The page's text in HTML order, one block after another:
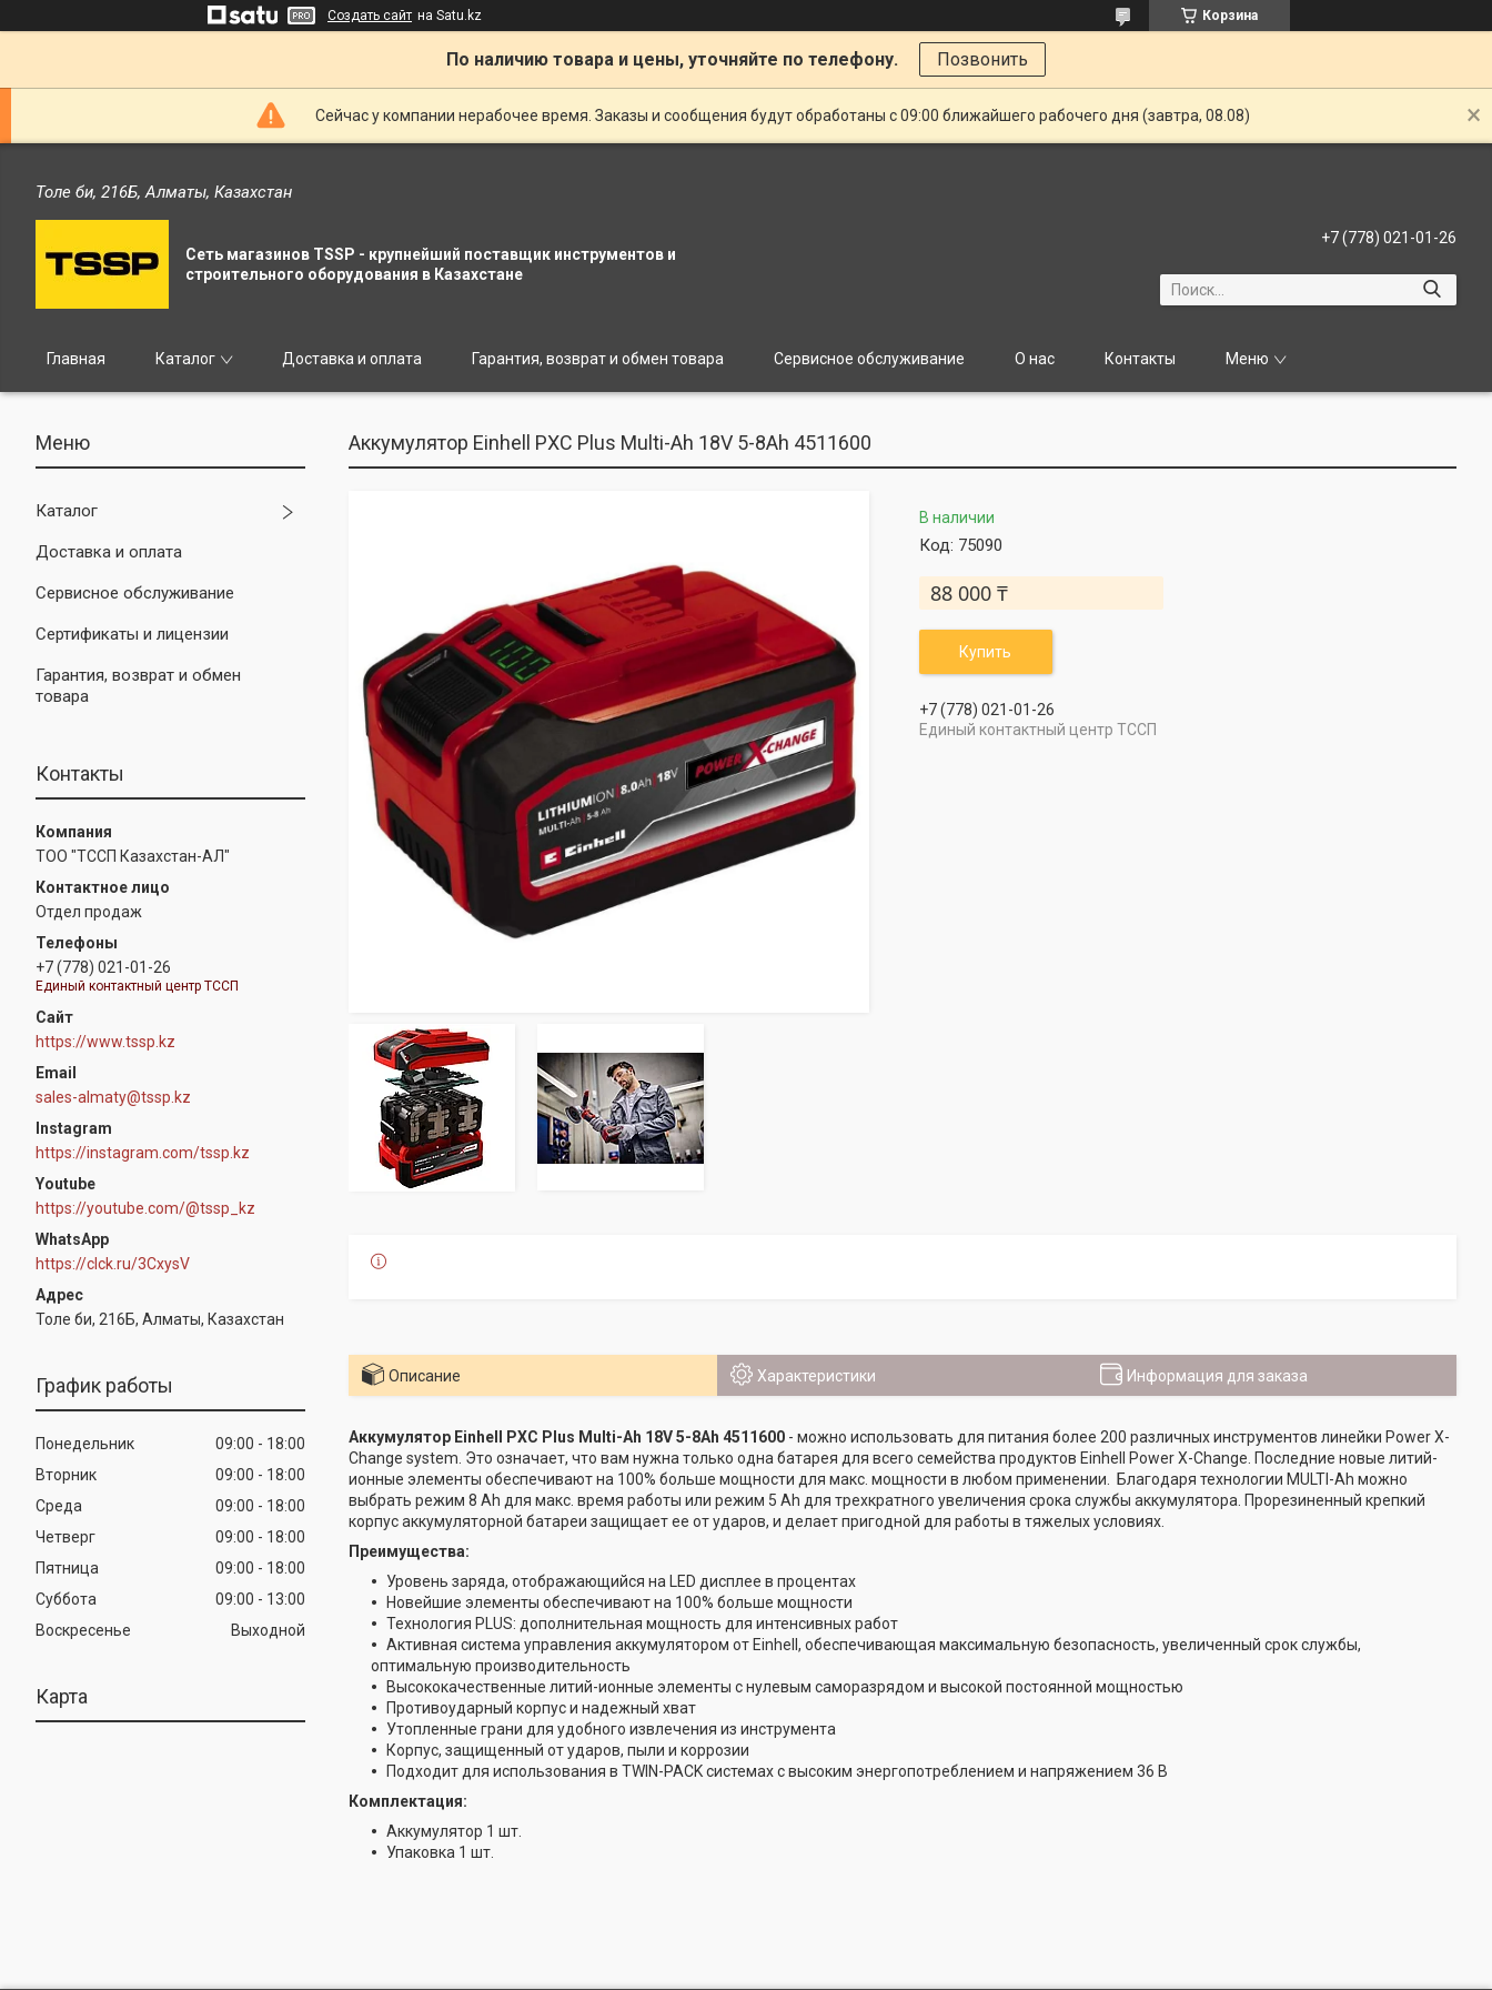
Создать сайт на Satu.kz Корзина
По наличию товара и цены, уточняйте по телефону. Позвонить
Сейчас у компании нерабочее время. Заказы и сообщения будут обработаны с 09:00 ближайшего рабочего дня (завтра, 08.08)
Толе би, 216Б, Алматы, Казахстан
Сеть магазинов TSSP - крупнейший поставщик инструментов и
строительного оборудования в Казахстане
+7 (778) 021-01-26
Главная Каталог Доставка и оплата Гарантия, возврат и обмен товара Сервисное обслуживание О нас Контакты Меню
Каталог
Доставка и оплата
Сервисное обслуживание
Сертификаты и лицензии
Гарантия, возврат и обмен
товара
Контакты
ТОО "ТССП Казахстан-АЛ"
Отдел продаж
+7 (778) 021-01-26
Единый контактный центр ТССП
https://www.tssp.kz
sales-almaty@tssp.kz
Instagram
https://instagram.com/tssp.kz
Youtube
https://youtube.com/@tssp_kz
WhatsApp
https://clck.ru/3CxysV
Толе би, 216Б, Алматы, Казахстан
График работы
Понедельник 09:00
18:00
Вторник
09:00
18:00
Среда
09:00
18:00
Четверг
09:00
18:00
Пятница
09:00
18:00
Суббота
09:00
13:00
Воскресенье
Выходной
Карта
Аккумулятор Einhell PXC Plus Multi-Ah 18V 5-8Ah 4511600
В наличии
Код: 75090
88 000 ₸
Купить
+7 (778) 021-01-26
Единый контактный центр ТССП
Описание Характеристики Информация для заказа
Аккумулятор Einhell PXC Plus Multi-Ah 18V 5-8Ah 4511600 - можно использовать для питания более 200 различных инструментов линейки Power X-
Change system. Это означает, что вам нужна только одна батарея для всего семейства продуктов Einhell Power X-Change. Последние новые литий-
ионные элементы обеспечивают на 100% больше мощности для макс. мощности в любом применении. Благодаря технологии MULTI-Ah можно
выбрать режим 8 Ah для макс. время работы или режим 5 Аh для трехкратного увеличения срока службы аккумулятора. Прорезиненный крепкий
корпус аккумуляторной батареи защищает ее от ударов, и делает пригодной для работы в тяжелых условиях.
Преимущества:
Уровень заряда, отображающийся на LED дисплее в процентах
Новейшие элементы обеспечивают на 100% больше мощности
Технология PLUS: дополнительная мощность для интенсивных работ
Активная система управления аккумулятором от Einhell, обеспечивающая максимальную безопасность, увеличенный срок службы,
оптимальную производительность
Высококачественные литий-ионные элементы с нулевым саморазрядом и высокой постоянной мощностью
Противоударный корпус и надежный хват
Утопленные грани для удобного извлечения из инструмента
Корпус, защищенный от ударов, пыли и коррозии
Подходит для использования в TWIN-PACK системах с высоким энергопотреблением и напряжением 36 В
Комплектация:
Аккумулятор 1 шт.
Упаковка 1 шт.